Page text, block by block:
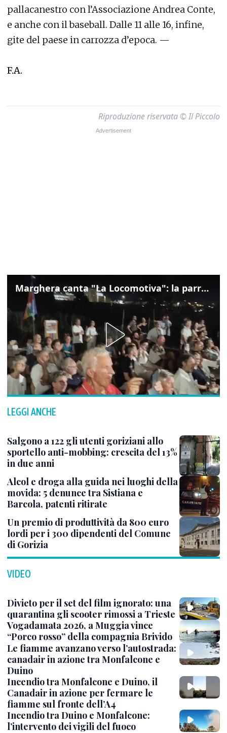
pallacanestro con l’Associazione Andrea Conte,
e anche con il baseball. Dalle 11 alle 16, infine,
gite del paese in carrozza d’epoca. —
F.A.
Riproduzione riservata © Il Piccolo
Marghera canta "La Locomotiva": la parrocchia della Cita ricorda Guccini
LEGGI ANCHE
Salgono a 122 gli utenti goriziani allo
sportello anti-mobbing: crescita del 13%
in due anni
Alcol e droga alla guida nei luoghi della
movida: 5 denunce tra Sistiana e
Barcola, patenti ritirate
Un premio di produttività da 800 euro
lordi per i 300 dipendenti del Comune
di Gorizia
VIDEO
Divieto per il set del film ignorato: una
quarantina gli scooter rimossi a Trieste
Vogadamata 2026, a Muggia vince
“Porco rosso” della compagnia Brivido
Le fiamme avanzano verso l’autostrada:
canadair in azione tra Monfalcone e
Duino
Incendio tra Monfalcone e Duino, il
Canadair in azione per fermare le
fiamme sul fronte dell’A4
Incendio tra Duino e Monfalcone:
l’intervento dei vigili del fuoco